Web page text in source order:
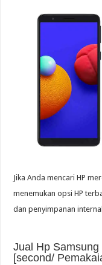
Jika Anda mencari HP
menemukan opsi HP
dan penyimpanan
Jual Hp
[second/